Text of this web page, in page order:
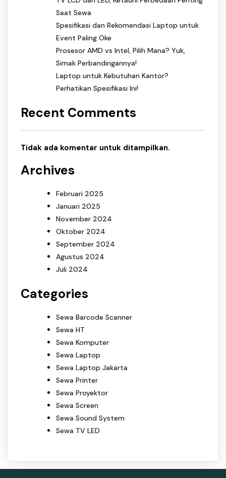
Saat Sewa
Spesifikasi dan Rekomendasi Laptop untuk
Event Paling Oke
Prosesor AMD vs Intel, Pilih Mana? Yuk,
Simak Perbandingannya!
Laptop untuk Kebutuhan Kantor?
Perhatikan Spesifikasi Ini!
Recent Comments
Tidak ada komentar untuk ditampilkan.
Archives
Februari 2025
Januari 2025
November 2024
Oktober 2024
September 2024
Agustus 2024
Juli 2024
Categories
Sewa Barcode Scanner
Sewa HT
Sewa Komputer
Sewa Laptop
Sewa Laptop Jakarta
Sewa Printer
Sewa Proyektor
Sewa Screen
Sewa Sound System
Sewa TV LED